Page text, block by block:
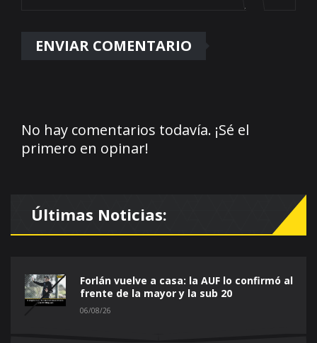
No hay comentarios todavía. ¡Sé el
primero en opinar!
Últimas Noticias:
Forlán vuelve a casa: la AUF lo confirmó al
frente de la mayor y la sub 20
06/08/26